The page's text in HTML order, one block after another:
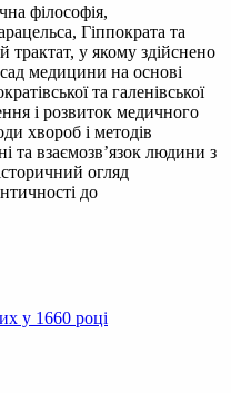
філософія,
Гіппократа та
у якому здійснено
медицини на основі
та галенівської
і розвиток медичного
хвороб і методів
та взаємозв’язок людини з
огляд
до
у 1660 році